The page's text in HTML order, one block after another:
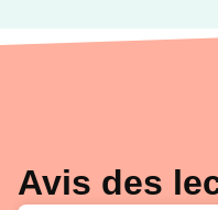
Avis des